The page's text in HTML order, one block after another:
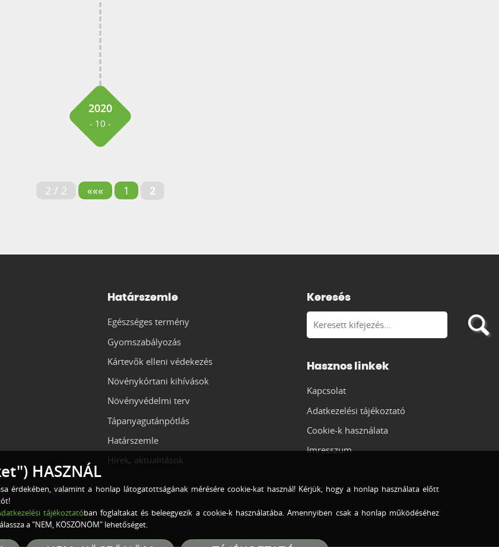
2020
- 10 -
2 / 2 ««« 1 2
Határszemle
Egészséges termény
Gyomszabályozás
Kártevők elleni védekezés
Növénykórtani kihívások
Növényvédelmi terv
Tápanyagutánpótlás
Határszemle
Hírek, aktualitások
Keresés
Hasznos linkek
Kapcsolat
Adatkezelési tájékoztató
Cookie-k használata
Imresszum
HASZNÁL
érdekében, valamint a honlap látogatottságának mérésére cookie-kat használ! Kérjük, hogy a honlap használata előtt
tájékoztatóban foglaltakat és beleegyezik a cookie-k használatába. Amennyiben csak a honlap működéséhez
a "NEM, KÖSZÖNÖM" lehetőséget.